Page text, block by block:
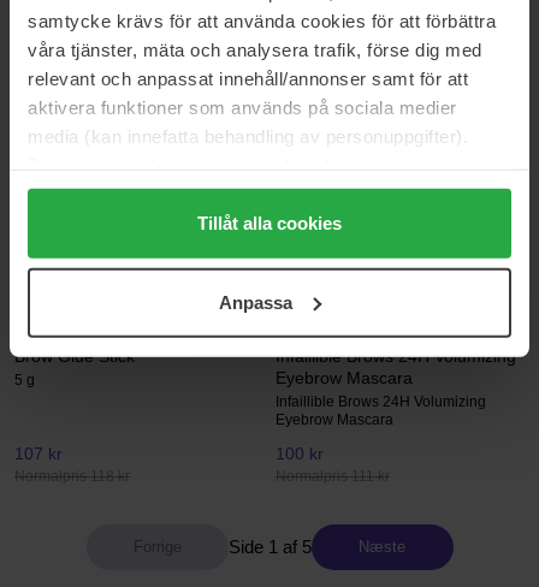
samtycke krävs för att använda cookies för att förbättra
våra tjänster, mäta och analysera trafik, förse dig med
relevant och anpassat innehåll/annonser samt för att
aktivera funktioner som används på sociala medier
media (kan innefatta behandling av personuppgifter).
Genom att trycka på "Tillåt alla cookies" accepterar du
alla cookies, medan du under "Detaljer" kan anpassa
användningen av cookies. Du kan när som helst återkalla
samt vår Integritetspolicy.
Tillåt alla cookies
Anpassa
L'Oréal Paris
Infaillible 24H Brow Lamination
6 ml
125 kr
Normalpris 138 kr
ICONIC London
Brow Gel Tint and Texture
3 ml
325 kr
88 kr
1 ml
119 kr
NYX Professional Makeup
Brow Glue Stick
5 g
107 kr
Normalpris 118 kr
L'Oréal Paris
Infaillible Brows 24H Volumizing
Eyebrow Mascara
Infaillible Brows 24H Volumizing
Eyebrow Mascara
100 kr
Normalpris 111 kr
Side 1 af 5 Næste